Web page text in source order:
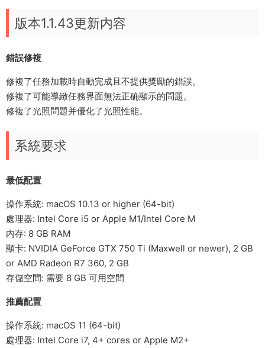
版本1.1.43更新内容
錯誤修複
修複了任務加載時自動完成且不提供獎勵的錯誤。
修複了可能導緻任務界面無法正确顯示的問題。
修複了光照問題并優化了光照性能。
系統要求
最低配置
操作系統: macOS 10.13 or higher (64-bit)
處理器: Intel Core i5 or Apple M1/Intel Core M
内存: 8 GB RAM
顯卡: NVIDIA GeForce GTX 750 Ti (Maxwell or newer), 2 GB
or AMD Radeon R7 360, 2 GB
存儲空間: 需要 8 GB 可用空間
推薦配置
操作系統: macOS 11 (64-bit)
處理器: Intel Core i7, 4+ cores or Apple M2+